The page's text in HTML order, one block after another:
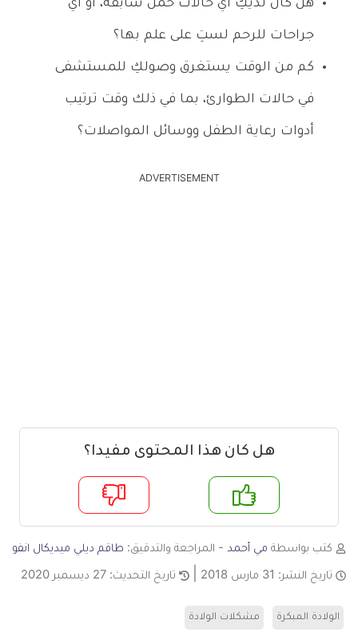
هل كان لديكِ أي حالات حمل سابقة، أو أي
جراحات للرحم لستِ على علم بها؟
كم من الوقت يستغرق وصولكِ للمستشفى
في حالات الطوارئ، بما في ذلك وقت ترتيب
أدوات رعاية الطفل ووسائل المواصلات؟
ADVERTISEMENT
هل كان هذا المحتوى مفيدا؟
لا
كتب بواسطة مي أحمد - المراجعة والتدقيق: طاقم ديلي ميديكال انفو
تاريخ النشر: 31 مارس 2018 تاريخ التحديث: 27 ديسمبر 2020
الولادة المبكرة مشكلات الولادة